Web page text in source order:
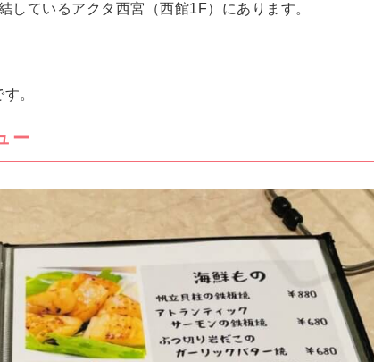
しているアクタ西宮（西館1F）にあります。
。
ー